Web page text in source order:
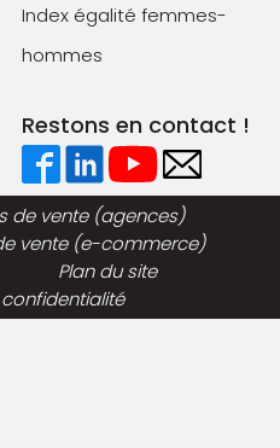
Index égalité femmes-
hommes
Restons en contact !
de vente (agences)
vente (e-commerce)
Plan du site